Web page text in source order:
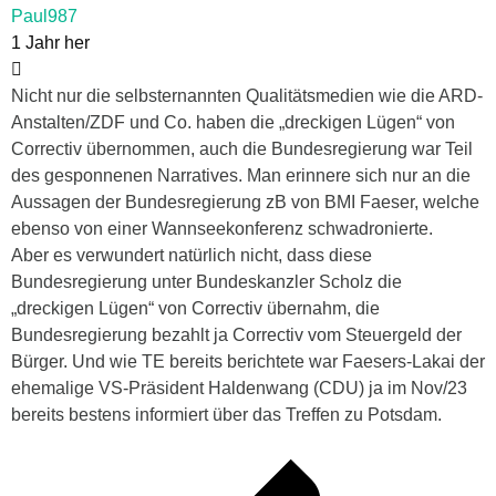
Paul987
1 Jahr her
Nicht nur die selbsternannten Qualitätsmedien wie die ARD-
Anstalten/ZDF und Co. haben die „dreckigen Lügen“ von
Correctiv übernommen, auch die Bundesregierung war Teil
des gesponnenen Narratives. Man erinnere sich nur an die
Aussagen der Bundesregierung zB von BMI Faeser, welche
ebenso von einer Wannseekonferenz schwadronierte.
Aber es verwundert natürlich nicht, dass diese
Bundesregierung unter Bundeskanzler Scholz die
„dreckigen Lügen“ von Correctiv übernahm, die
Bundesregierung bezahlt ja Correctiv vom Steuergeld der
Bürger. Und wie TE bereits berichtete war Faesers-Lakai der
ehemalige VS-Präsident Haldenwang (CDU) ja im Nov/23
bereits bestens informiert über das Treffen zu Potsdam.